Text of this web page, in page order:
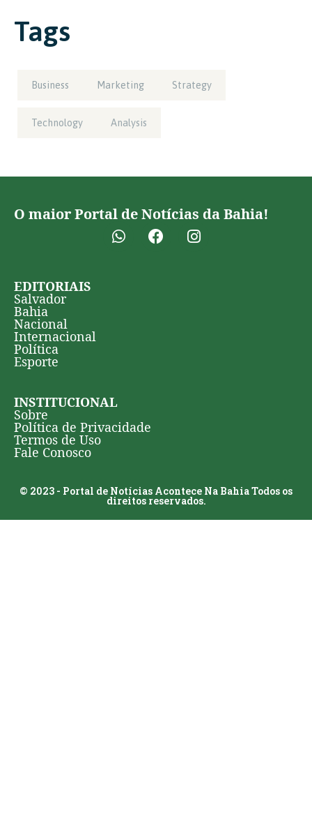
Tags
Business Marketing Strategy
Technology Analysis
O maior Portal de Notícias da Bahia!
EDITORIAIS
Salvador
Bahia
Nacional
Internacional
Política
Esporte
INSTITUCIONAL
Sobre
Política de Privacidade
Termos de Uso
Fale Conosco
© 2023 - Portal de Notícias Acontece Na Bahia Todos os
direitos reservados.